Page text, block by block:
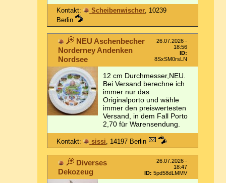
Kontakt: Scheibenwischer, 10239
Berlin
NEU Aschenbecher
Norderney Andenken
Nordsee
26.07.2026 -
18:56
ID:
8SxSM0rsLN
12 cm Durchmesser,NEU.
Bei Versand berechne ich
immer nur das
Originalporto und wähle
immer den preiswertesten
Versand, in dem Fall Porto
2,70 für Warensendung.
Kontakt: sissi, 14197 Berlin
Diverses
Dekozeug
26.07.2026 -
18:47
ID: 5pd58dLMMV